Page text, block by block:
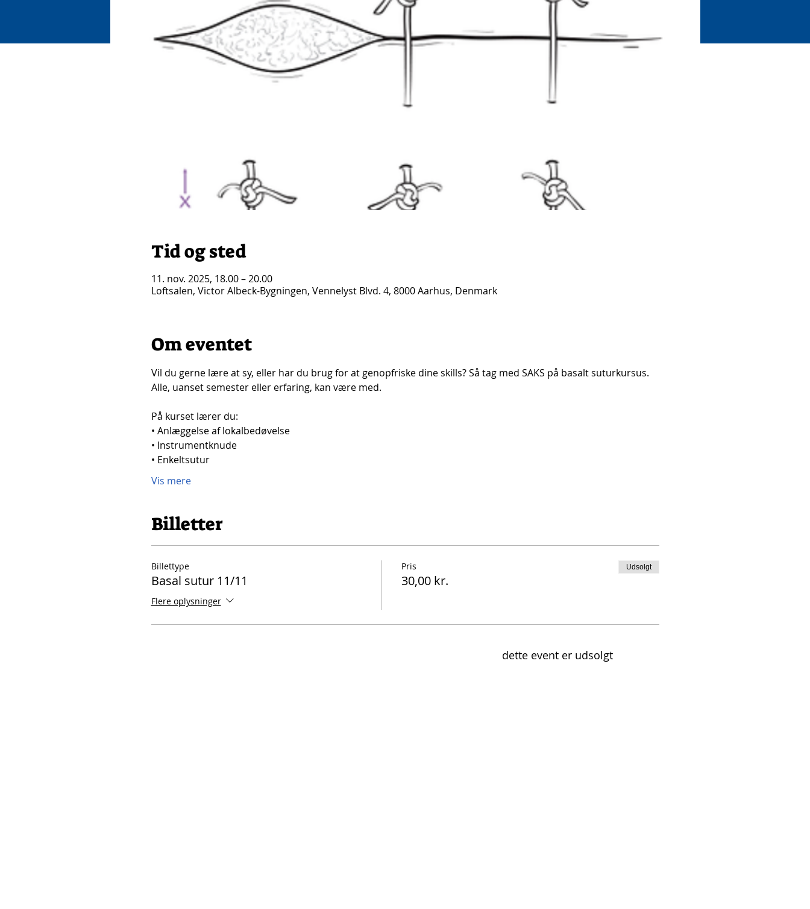
Tid og sted
11. nov. 2025, 18.00 – 20.00
Loftsalen, Victor Albeck-Bygningen, Vennelyst Blvd. 4, 8000 Aarhus, Denmark
Om eventet
Vil du gerne lære at sy, eller har du brug for at genopfriske dine skills? Så tag med SAKS på basalt suturkursus.
Alle, uanset semester eller erfaring, kan være med.
På kurset lærer du:
• Anlæggelse af lokalbedøvelse
• Instrumentknude
• Enkeltsutur
Vis mere
Billetter
Billettype
Basal sutur 11/11
Flere oplysninger
Pris
30,00 kr.
Udsolgt
dette event er udsolgt